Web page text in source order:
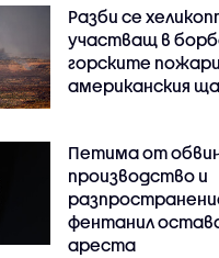
Разби се
участващ в
горските
американския
Петима от
производство и
фентанил
ареста